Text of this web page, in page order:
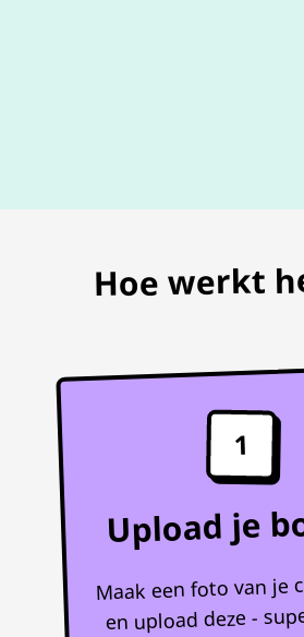
Hoe werkt
1
Upload je
Maak een foto van je
en upload deze -